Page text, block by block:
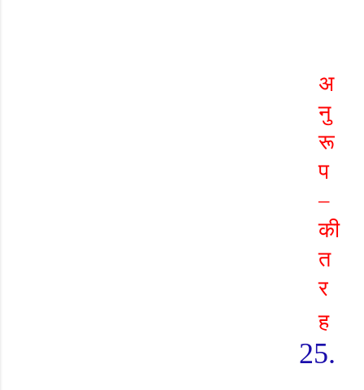
अ
नु
रू
प
–
की
त
र
ह
25.